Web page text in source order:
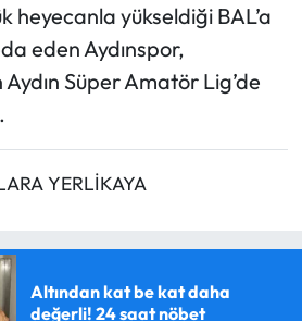
heyecanla yükseldiği BAL’a
eden Aydınspor,
Süper Amatör Lig’de
YERLİKAYA
Altından kat be kat daha
değerli! 24 saat nöbet